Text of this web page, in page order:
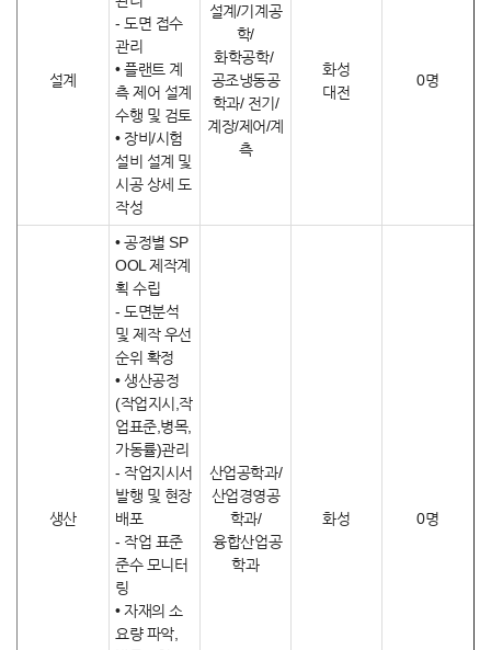
설계
- 도면 접수
관리
• 플랜트 계
측 제어 설계
수행 및 검토
• 장비/시험
설비 설계 및
시공 상세 도
작성
설계/기계공
학/
화학공학/
공조냉동공
학과/ 전기/
계장/제어/계
측
화성
대전
0명
생산
• 공정별 SP
OOL 제작계
획 수립
- 도면분석
및 제작 우선
순위 확정
• 생산공정
(작업지시,작
업표준,병목,
가동률)관리
- 작업지시서
발행 및 현장
배포
- 작업 표준
준수 모니터
링
• 자재의 소
요량 파악,
산업공학과/
산업경영공
학과/
융합산업공
학과
화성 0명